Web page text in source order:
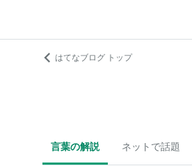
はてなブログ トップ
言葉の解説 ネットで話題